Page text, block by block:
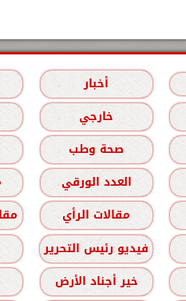
أخبار
خارجي
صحة وطب
العدد الورقي
مقالات الرأي
فيديو رئيس التحرير
خير أجناد الأرض